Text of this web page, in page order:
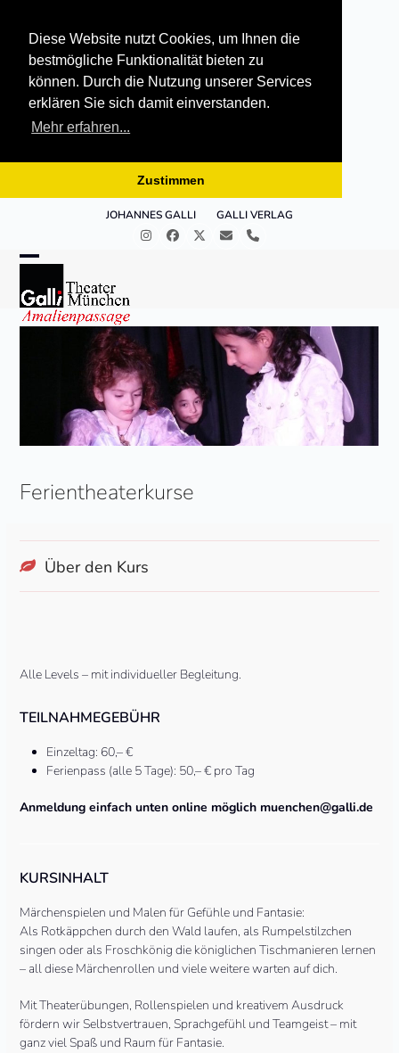
Diese Website nutzt Cookies, um Ihnen die
bestmögliche Funktionalität bieten zu
können. Durch die Nutzung unserer Services
erklären Sie sich damit einverstanden.
Mehr erfahren...
Zustimmen
JOHANNES GALLI GALLI VERLAG
InstagramFacebook
Twitter
E- Telefon
Open
mobile
menu
Close
mobile
menu
Ferientheaterkurse
Über den Kurs
Alle Levels – mit individueller Begleitung.
TEILNAHMEGEBÜHR
Einzeltag: 60,– €
Ferienpass (alle 5 Tage): 50,– € pro Tag
Anmeldung einfach unten online möglich muenchen@galli.de
KURSINHALT
Märchenspielen und Malen für Gefühle und Fantasie:
Als Rotkäppchen durch den Wald laufen, als Rumpelstilzchen
singen oder als Froschkönig die königlichen Tischmanieren lernen
– all diese Märchenrollen und viele weitere warten auf dich.
Mit Theaterübungen, Rollenspielen und kreativem Ausdruck
fördern wir Selbstvertrauen, Sprachgefühl und Teamgeist – mit
ganz viel Spaß und Raum für Fantasie.